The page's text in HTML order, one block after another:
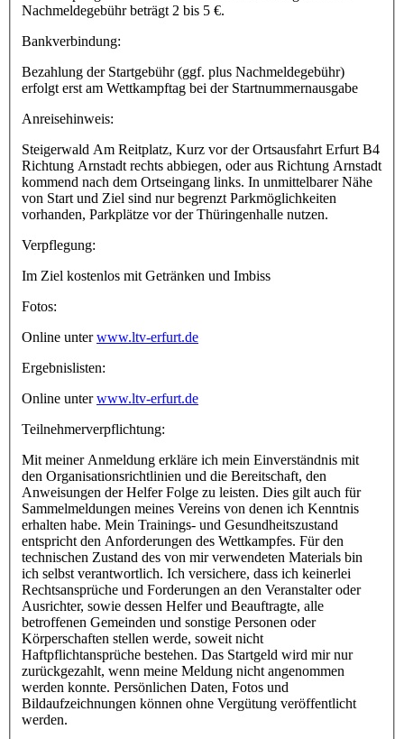
Nachmeldegebühr beträgt 2 bis 5 €.
Bankverbindung:
Bezahlung der Startgebühr (ggf. plus Nachmeldegebühr)
erfolgt erst am Wettkampftag bei der Startnummernausgabe
Anreisehinweis:
Steigerwald Am Reitplatz, Kurz vor der Ortsausfahrt Erfurt B4
Richtung Arnstadt rechts abbiegen, oder aus Richtung Arnstadt
kommend nach dem Ortseingang links. In unmittelbarer Nähe
von Start und Ziel sind nur begrenzt Parkmöglichkeiten
vorhanden, Parkplätze vor der Thüringenhalle nutzen.
Verpflegung:
Im Ziel kostenlos mit Getränken und Imbiss
Fotos:
Online unterwww.ltv-erfurt.de
Ergebnislisten:
Online unterwww.ltv-erfurt.de
Teilnehmerverpflichtung:
Mit meiner Anmeldung erkläre ich mein Einverständnis mit
den Organisationsrichtlinien und die Bereitschaft, den
Anweisungen der Helfer Folge zu leisten. Dies gilt auch für
Sammelmeldungen meines Vereins von denen ich Kenntnis
erhalten habe. Mein Trainings- und Gesundheitszustand
entspricht den Anforderungen des Wettkampfes. Für den
technischen Zustand des von mir verwendeten Materials bin
ich selbst verantwortlich. Ich versichere, dass ich keinerlei
Rechtsansprüche und Forderungen an den Veranstalter oder
Ausrichter, sowie dessen Helfer und Beauftragte, alle
betroffenen Gemeinden und sonstige Personen oder
Körperschaften stellen werde, soweit nicht
Haftpflichtansprüche bestehen. Das Startgeld wird mir nur
zurückgezahlt, wenn meine Meldung nicht angenommen
werden konnte. Persönlichen Daten, Fotos und
Bildaufzeichnungen können ohne Vergütung veröffentlicht
werden.